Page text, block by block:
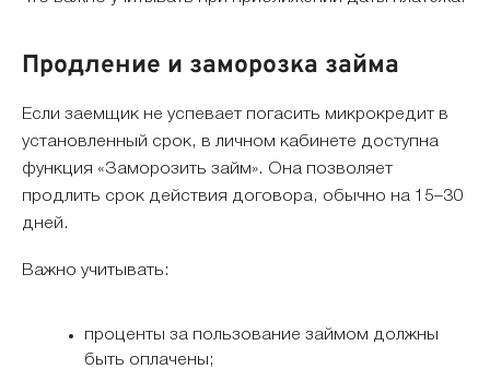
Продление и заморозка займа
Если заемщик не успевает погасить микрокредит в
установленный срок, в личном кабинете доступна
функция «Заморозить займ». Она позволяет
продлить срок действия договора, обычно на 15–30
дней.
Важно учитывать:
проценты за пользование займом должны
быть оплачены;